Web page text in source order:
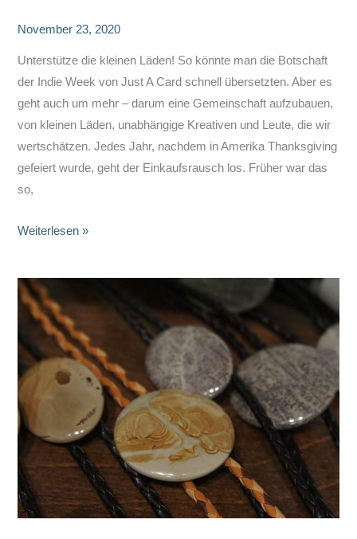
November 23, 2020
Unterstütze die kleinen Läden! So könnte man die Botschaft
der Indie Week von Just A Card schnell übersetzten. Aber es
geht auch um mehr – darum eine Gemeinschaft aufzubauen,
von kleinen Läden, unabhängige Kreativen und Leute, die wir
wertschätzen. Jedes Jahr, nachdem in Amerika Thanksgiving
gefeiert wurde, geht der Einkaufsrausch los. Früher war das
so,
Indie
Weiterlesen »